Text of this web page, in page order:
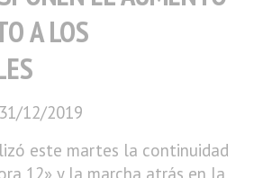
A LOS
este martes la continuidad
12» y la marcha atrás en la
31/12/2019